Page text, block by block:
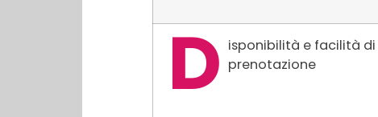
D isponibilità e facilità di
prenotazione